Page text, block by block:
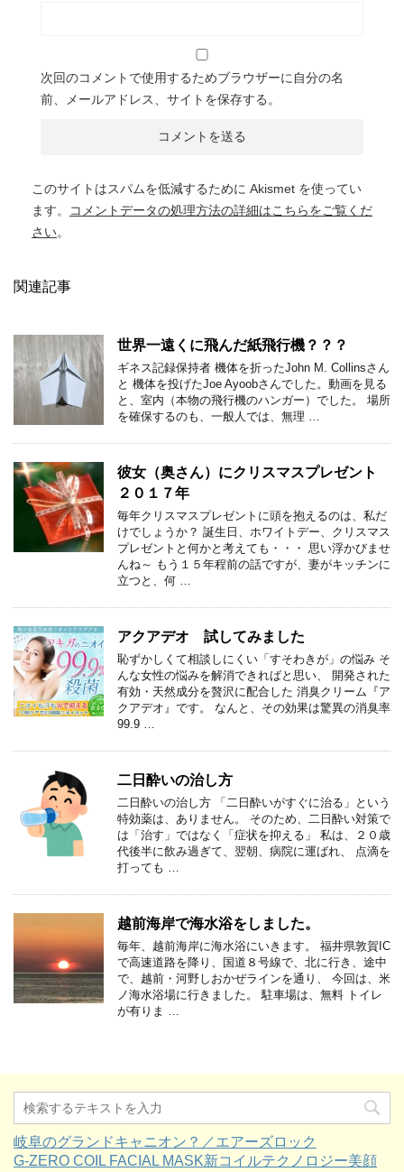
次回のコメントで使用するためブラウザーに自分の名
前、メールアドレス、サイトを保存する。
このサイトはスパムを低減するために Akismet を使ってい
ます。
コメントデータの処理方法の詳細はこちらをご覧くだ
さい。
関連記事
世界一遠くに飛んだ紙飛行機？？？
ギネス記録保持者 機体を折ったJohn M. Collinsさん
と 機体を投げたJoe Ayoobさんでした。動画を見る
と、室内（本物の飛行機のハンガー）でした。 場所
を確保するのも、一般人では、無理 …
彼女（奥さん）にクリスマスプレゼント
２０１７年
毎年クリスマスプレゼントに頭を抱えるのは、私だ
けでしょうか？ 誕生日、ホワイトデー、クリスマス
プレゼントと何かと考えても・・・ 思い浮かびませ
んね～ もう１５年程前の話ですが、妻がキッチンに
立つと、何 …
アクアデオ 試してみました
恥ずかしくて相談しにくい「すそわきが」の悩み そ
んな女性の悩みを解消できればと思い、 開発された
有効・天然成分を贅沢に配合した 消臭クリーム『ア
クアデオ』です。 なんと、その効果は驚異の消臭率
99.9 …
二日酔いの治し方
二日酔いの治し方 「二日酔いがすぐに治る」という
特効薬は、ありません。 そのため、二日酔い対策で
は「治す」ではなく「症状を抑える」 私は、２０歳
代後半に飲み過ぎて、翌朝、病院に運ばれ、 点滴を
打っても …
越前海岸で海水浴をしました。
毎年、越前海岸に海水浴にいきます。 福井県敦賀IC
で高速道路を降り、国道８号線で、北に行き、途中
で、越前・河野しおかぜラインを通り、 今回は、米
ノ海水浴場に行きました。 駐車場は、無料 トイレ
が有りま …
岐阜のグランドキャニオン？／エアーズロック
G-ZERO COIL FACIAL MASK新コイルテクノロジー美顔